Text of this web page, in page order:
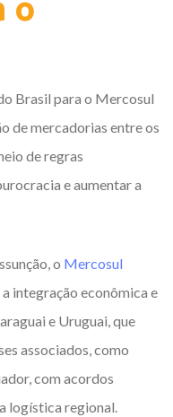
o
Brasil para o Mercosul
de mercadorias entre os
de regras
e aumentar a
o Mercosul
integração econômica e
e Uruguai, que
associados, como
com acordos
logística regional.